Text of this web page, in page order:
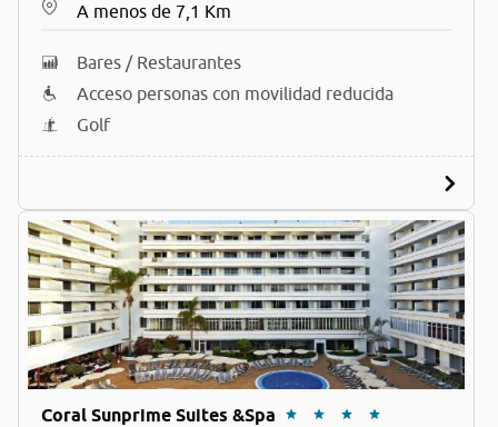
A menos de 7,1 Km
Bares / Restaurantes
Acceso personas con movilidad reducida
Golf
Coral Sunprime Suites &Spa